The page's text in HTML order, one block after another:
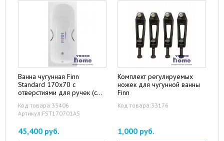
Ванна чугунная Finn
Standard 170x70 с
отверстиями для ручек (с
Код товара:33406
Артикул:FST170701AS
45,400 руб.
Комплект регулируемых
ножек для чугунной ванны
Finn
Код товара:33176
1,000 руб.